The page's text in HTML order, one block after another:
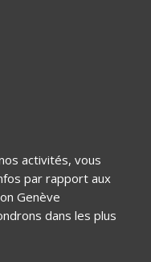
activités, vous
par rapport aux
Genève
dans les plus